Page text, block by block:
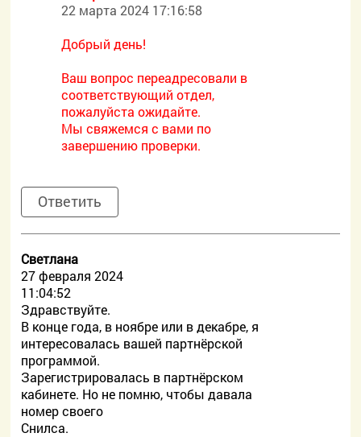
22 марта 2024 17:16:58
Добрый день!
Ваш вопрос переадресовали в
соответствующий отдел,
пожалуйста ожидайте.
Мы свяжемся с вами по
завершению проверки.
Ответить
Светлана
27 февраля 2024
11:04:52
Здравствуйте.
В конце года, в ноябре или в декабре, я
интересовалась вашей партнёрской
программой.
Зарегистрировалась в партнёрском
кабинете. Но не помню, чтобы давала
номер своего
Снилса.